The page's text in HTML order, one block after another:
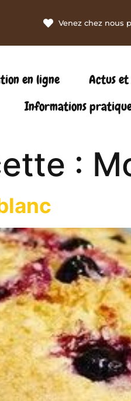
Venez chez nous
en ligne Actus
Informations
: